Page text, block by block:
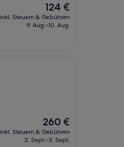
Der
Preis
beträgt
124 €
inkl. Steuern & Gebühren
9. Aug.–10. Aug.
Der
Preis
beträgt
260 €
inkl. Steuern & Gebühren
2. Sept.–3. Sept.